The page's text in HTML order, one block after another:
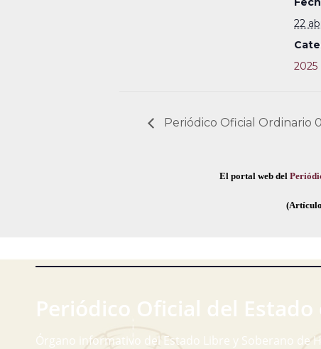
22
2025
Periódico Oficial Ordinario
El portal web del
Periódico Oficial del Estado
Órgano informativo del Estado Libre y Soberano de